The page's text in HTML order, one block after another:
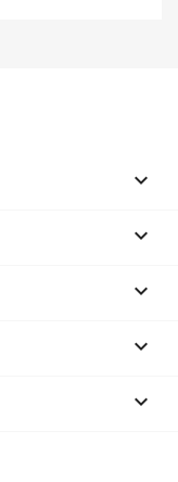



keyboard_arrow_down
